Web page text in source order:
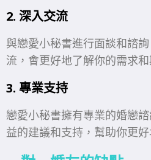
2. 深入交流
與戀愛小秘書進行面談和諮
流，會更好地了解你的需求和
3. 專業支持
戀愛小秘書擁有專業的婚戀
益的建議和支持，幫助你更好